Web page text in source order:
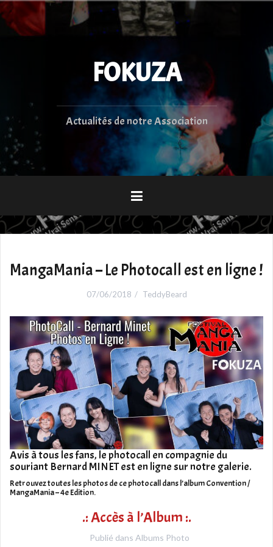
Aller
au
contenu
FOKUZA
Actualités de notre Association
MangaMania – Le Photocall est en ligne !
07/06/2018 TeddyBeard
Avis à tous les fans, le photocall en compagnie du
souriant Bernard MINET est en ligne sur notre galerie.
Retrouvez toutes les photos de ce photocall dans l’album Convention /
MangaMania – 4e Edition.
.: Accès à l’Album :.
Publié dans Albums Photo